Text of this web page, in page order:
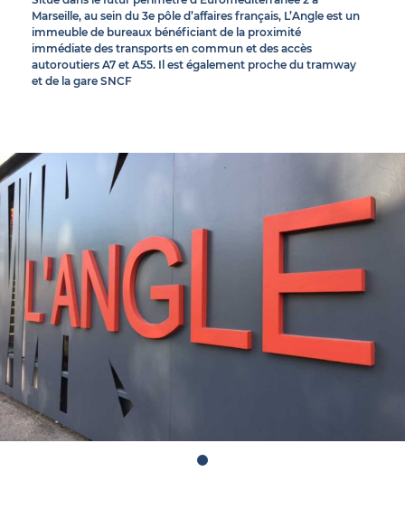
Marseille, au sein du 3e pôle d’affaires français, L’Angle est un
immeuble de bureaux bénéficiant de la proximité
immédiate des transports en commun et des accès
autoroutiers A7 et A55. Il est également proche du tramway
et de la gare SNCF